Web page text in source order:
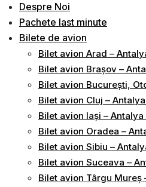
Despre Noi
Pachete last minute
Bilete de avion
Bilet avion Arad –
Bilet avion Brașov –
Bilet avion București,
Bilet avion Cluj –
Bilet avion Iași –
Bilet avion Oradea –
Bilet avion Sibiu –
Bilet avion Suceava –
Bilet avion Târgu Mureș